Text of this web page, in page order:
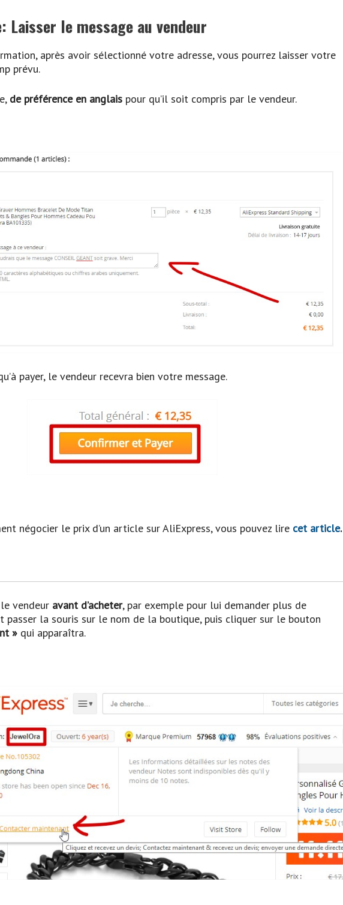
Laisser le message au vendeur
après avoir sélectionné votre adresse, vous pourrez laisser votre
prévu.
de préférence en anglais pour qu’il soit compris par le vendeur.
payer, le vendeur recevra bien votre message.
négocier le prix d’un article sur AliExpress, vous pouvez lire cet article.
vendeur avant d’acheter, par exemple pour lui demander plus de
passer la souris sur le nom de la boutique, puis cliquer sur le bouton
» qui apparaîtra.